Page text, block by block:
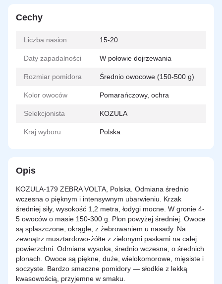
Cechy
Liczba nasion 15-20
Daty zapadalności W połowie dojrzewania
Rozmiar pomidora Średnio owocowe (150-500 g)
Kolor owoców Pomarańczowy, ochra
Selekcjonista KOZULA
Kraj wyboru Polska
Opis
KOZULA-179 ZEBRA VOLTA, Polska. Odmiana średnio
wczesna o pięknym i intensywnym ubarwieniu. Krzak
średniej siły, wysokość 1,2 metra, łodygi mocne. W gronie 4-
5 owoców o masie 150-300 g. Plon powyżej średniej. Owoce
są spłaszczone, okrągłe, z żebrowaniem u nasady. Na
zewnątrz musztardowo-żółte z zielonymi paskami na całej
powierzchni. Odmiana wysoka, średnio wczesna, o średnich
plonach. Owoce są piękne, duże, wielokomorowe, mięsiste i
soczyste. Bardzo smaczne pomidory — słodkie z lekką
kwasowością, przyjemne w smaku.